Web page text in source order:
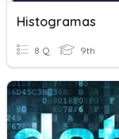
Histogramas
8 Q 9th